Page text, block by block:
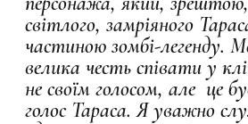
світлого, замріяного
частиною зомбі-легенду.
велика честь співати у
не своїм голосом, але це
голос Тараса. Я уважно